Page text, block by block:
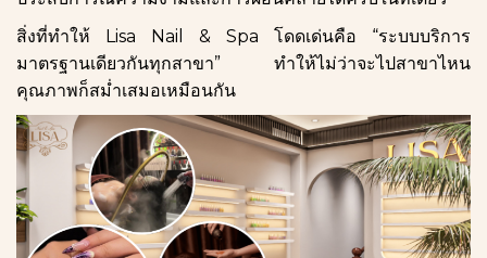
สิ่งที่ทำให้ Lisa Nail & Spa โดดเด่นคือ “ระบบบริการ
มาตรฐานเดียวกันทุกสาขา” ทำให้ไม่ว่าจะไปสาขาไหน
คุณภาพก็สม่ำเสมอเหมือนกัน